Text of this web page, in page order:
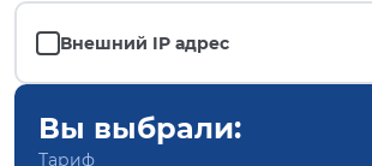
Внешний IP адрес
Вы выбрали:
Тариф